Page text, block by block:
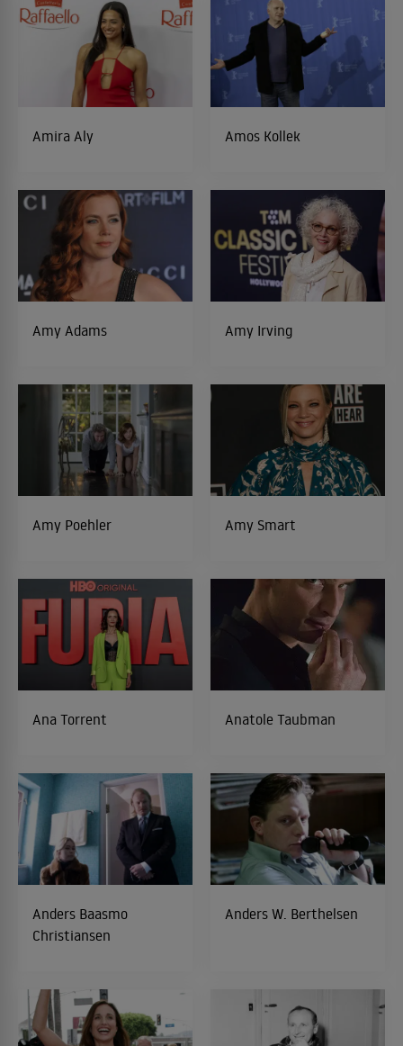
Amira Aly Amos Kollek
Amy Adams Amy Irving
Amy Poehler Amy Smart
Ana Torrent Anatole Taubman
Anders Baasmo
Christiansen
Anders W. Berthelsen